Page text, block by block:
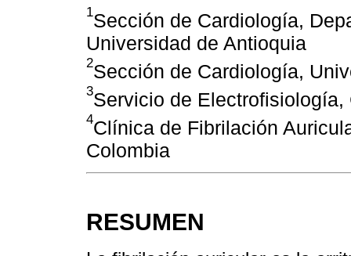
1Sección de Cardiología,
Universidad de Antioquia
2Sección de Cardiología,
3Servicio de
4Clínica de Fibrilación
Colombia
RESUMEN